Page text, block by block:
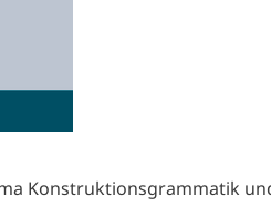
Konstruktionsgrammatik